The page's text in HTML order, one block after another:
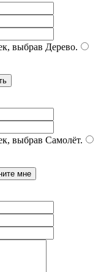
выбрав Дерево.
выбрав Самолёт.